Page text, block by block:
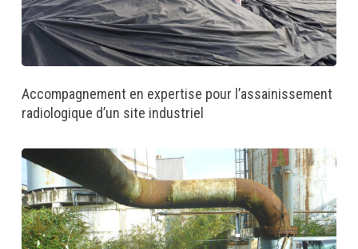
Accompagnement en expertise pour l’assainissement
radiologique d’un site industriel